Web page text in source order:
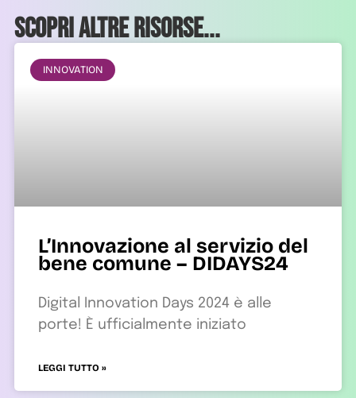
Scopri altre risorse...
INNOVATION
L’Innovazione al servizio del
bene comune – DIDAYS24
Digital Innovation Days 2024 è alle
porte! È ufficialmente iniziato
LEGGI TUTTO »